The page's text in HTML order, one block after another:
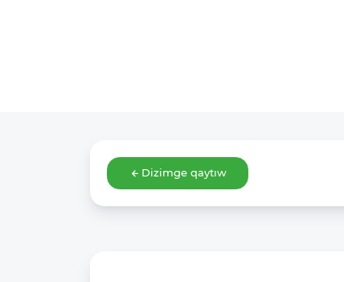
Dizimge qaytıw